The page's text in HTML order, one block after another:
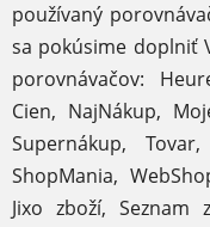
používaný
sa pokúsime doplniť
porovnávačov:
Cien, NajNákup,
Supernákup,
ShopMania,
Jixo zboží,